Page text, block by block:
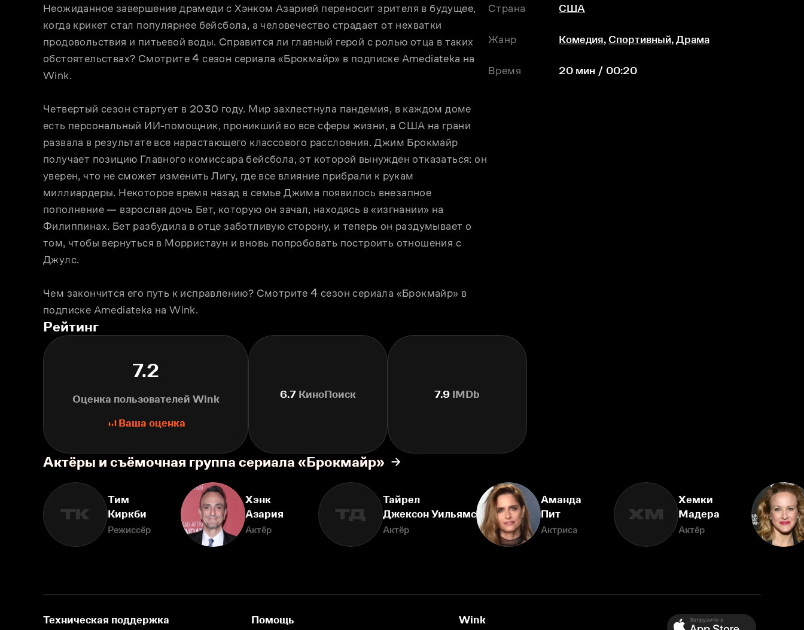
Неожиданное завершение драмеди с Хэнком Азарией переносит зрителя в будущее,
когда крикет стал популярнее бейсбола, а человечество страдает от нехватки
продовольствия и питьевой воды. Справится ли главный герой с ролью отца в таких
обстоятельствах? Смотрите 4 сезон сериала «Брокмайр» в подписке Amediateka на
Wink.
Четвертый сезон стартует в 2030 году. Мир захлестнула пандемия, в каждом доме
есть персональный ИИ-помощник, проникший во все сферы жизни, а США на грани
развала в результате все нарастающего классового расслоения. Джим Брокмайр
получает позицию Главного комиссара бейсбола, от которой вынужден отказаться: он
уверен, что не сможет изменить Лигу, где все влияние прибрали к рукам
миллиардеры. Некоторое время назад в семье Джима появилось внезапное
пополнение — взрослая дочь Бет, которую он зачал, находясь в «изгнании» на
Филиппинах. Бет разбудила в отце заботливую сторону, и теперь он раздумывает о
том, чтобы вернуться в Морристаун и вновь попробовать построить отношения с
Джулс.
Чем закончится его путь к исправлению? Смотрите 4 сезон сериала «Брокмайр» в
подписке Amediateka на Wink.
Страна США
Жанр Комедия, Спортивный, Драма
Время 20 мин / 00:20
Рейтинг
7.2
Оценка пользователей Wink
Ваша оценка
6.7 КиноПоиск 7.9 IMDb
Актёры и съёмочная группа сериала «Брокмайр»
ТК
Тим
Киркби
Режиссёр
Хэнк
Азария
Актёр
ТД
Тайрел
Джексон Уильямс
Актёр
Аманда
Пит
Актриса
ХМ
Хемки
Мадера
Актёр
Техническая поддержка Помощь Wink